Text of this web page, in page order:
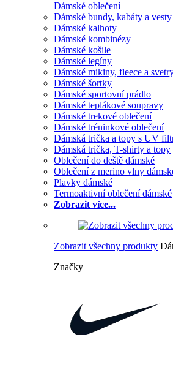
Dámské oblečení
Dámské bundy, kabáty a vesty
Dámské kalhoty
Dámské kombinézy
Dámské košile
Dámské legíny
Dámské mikiny, fleece a
Dámské šortky
Dámské sportovní prádlo
Dámské teplákové soupravy
Dámské trekové oblečení
Dámské tréninkové oblečení
Dámská trička a topy s UV
Dámská trička, T-shirty a topy
Oblečení do deště dámské
Oblečení z merino vlny
Plavky dámské
Termoaktivní oblečení dámské
Zobrazit více...
Zobrazit všechny produkty
Značky